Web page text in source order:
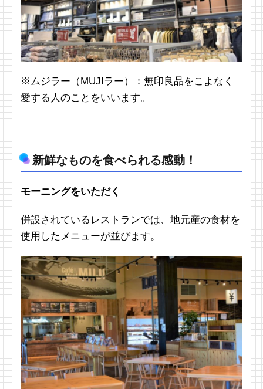
※ムジラー（MUJIラー）：無印良品をこよなく
愛する人のことをいいます。
新鮮なものを食べられる感動！
モーニングをいただく
併設されているレストランでは、地元産の食材を
使用したメニューが並びます。